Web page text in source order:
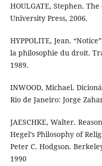
HOULGATE, Stephen.
University Press, 2006.
HYPPOLITE, Jean.
la philosophie du droit.
1989.
INWOOD, Michael.
Rio de Janeiro: Jorge
JAESCHKE, Walter.
Hegel’s Philosophy of
Peter C. Hodgson.
1990